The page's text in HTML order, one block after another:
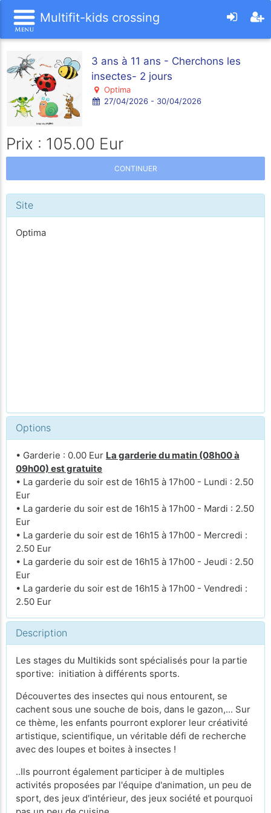
Multifit-kids crossing
3 ans à 11 ans - Cherchons les
insectes- 2 jours
Optima
27/04/2026 - 30/04/2026
Prix : 105.00 Eur
CONTINUER
Site
Optima
Options
• Garderie : 0.00 Eur La garderie du matin (08h00 à
09h00) est gratuite
• La garderie du soir est de 16h15 à 17h00 - Lundi : 2.50
Eur
• La garderie du soir est de 16h15 à 17h00 - Mardi : 2.50
Eur
• La garderie du soir est de 16h15 à 17h00 - Mercredi :
2.50 Eur
• La garderie du soir est de 16h15 à 17h00 - Jeudi : 2.50
Eur
• La garderie du soir est de 16h15 à 17h00 - Vendredi :
2.50 Eur
Description
Les stages du Multikids sont spécialisés pour la partie
sportive: initiation à différents sports.
Découvertes des insectes qui nous entourent, se
cachent sous une souche de bois, dans le gazon,... Sur
ce thème, les enfants pourront explorer leur créativité
artistique, scientifique, un véritable défi de recherche
avec des loupes et boites à insectes !
..Ils pourront également participer à de multiples
activités proposées par l'équipe d'animation, un peu de
sport, des jeux d'intérieur, des jeux société et pourquoi